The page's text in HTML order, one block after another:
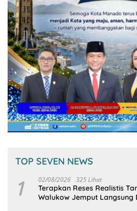
TOP SEVEN NEWS
1 02/08/2026 325 Lihat
Terapkan Reses Realistis
Walukow Jemput Langsung